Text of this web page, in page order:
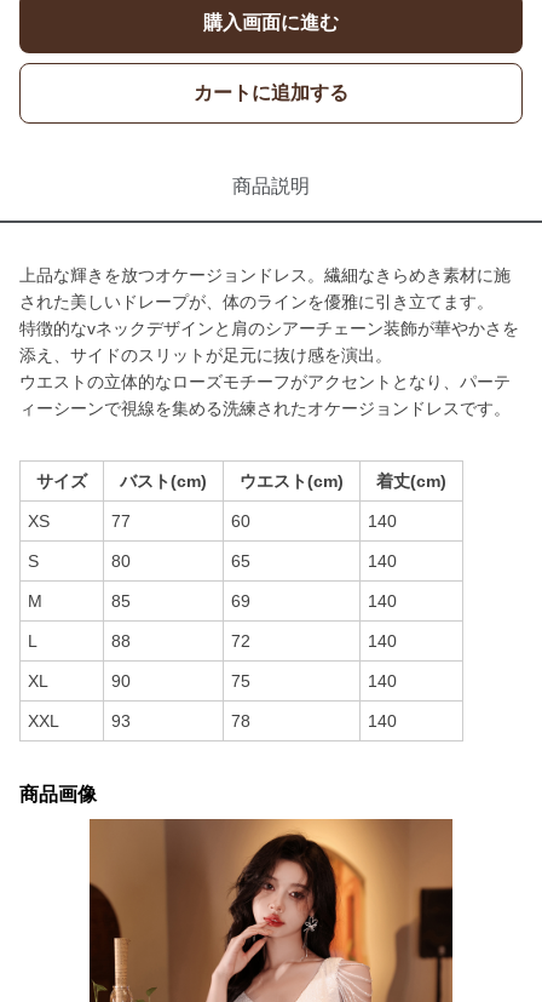
購入画面に進む
カートに追加する
商品説明
上品な輝きを放つオケージョンドレス。繊細なきらめき素材に施
された美しいドレープが、体のラインを優雅に引き立てます。
特徴的なvネックデザインと肩のシアーチェーン装飾が華やかさを
添え、サイドのスリットが足元に抜け感を演出。
ウエストの立体的なローズモチーフがアクセントとなり、パーテ
ィーシーンで視線を集める洗練されたオケージョンドレスです。
サイズ バスト(cm) ウエスト(cm) 着丈(cm)
XS 77 60 140
S 80 65 140
M 85 69 140
L 88 72 140
XL 90 75 140
XXL 93 78 140
商品画像